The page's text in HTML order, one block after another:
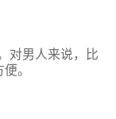
对男人来说，比
。